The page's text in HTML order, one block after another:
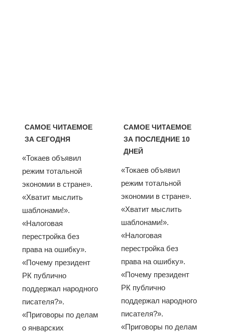
САМОЕ ЧИТАЕМОЕ
ЗА СЕГОДНЯ
«Токаев объявил
режим тотальной
экономии в стране».
«Хватит мыслить
шаблонами!».
«Налоговая
перестройка без
права на ошибку».
«Почему президент
РК публично
поддержал народного
писателя?».
«Приговоры по делам
о январских
САМОЕ ЧИТАЕМОЕ
ЗА ПОСЛЕДНИЕ 10
ДНЕЙ
«Токаев объявил
режим тотальной
экономии в стране».
«Хватит мыслить
шаблонами!».
«Налоговая
перестройка без
права на ошибку».
«Почему президент
РК публично
поддержал народного
писателя?».
«Приговоры по делам